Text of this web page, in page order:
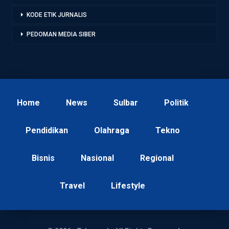
KODE ETIK JURNALIS
PEDOMAN MEDIA SIBER
Home News Sulbar Politik
Pendidikan Olahraga Tekno
Bisnis Nasional Regional
Travel Lifestyle